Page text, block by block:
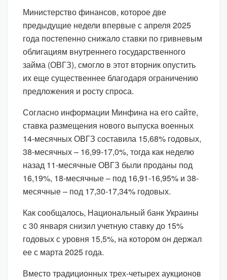
Министерство финансов, которое две
предыдущие недели впервые с апреля 2025
года постепенно снижало ставки по гривневым
облигациям внутреннего государственного
займа (ОВГЗ), смогло в этот вторник опустить
их еще существеннее благодаря ограничению
предложения и росту спроса.
Согласно информации Минфина на его сайте,
ставка размещения нового выпуска военных
14-месячных ОВГЗ составила 15,68% годовых,
38-месячных – 16,99-17,0%, тогда как неделю
назад 11-месячные ОВГЗ были проданы под
16,19%, 18-месячные – под 16,91-16,95% и 38-
месячные – под 17,30-17,34% годовых.
Как сообщалось, Национальный банк Украины
с 30 января снизил учетную ставку до 15%
годовых с уровня 15,5%, на котором он держал
ее с марта 2025 года.
Вместо традиционных трех-четырех аукционов